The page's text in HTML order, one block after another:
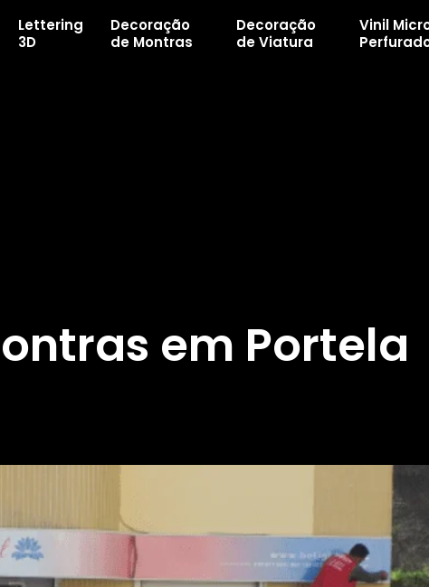
Lettering
3D
Decoração
de Montras
Decoração
de Viatura
Vinil
em Portela